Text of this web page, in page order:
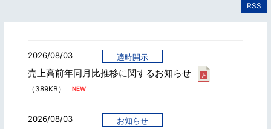
RSS
2026/08/03 適時開示
売上高前年同月比推移に関するお知らせ
（389KB）
2026/08/03 お知らせ